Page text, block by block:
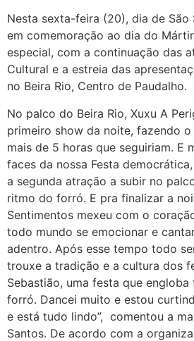
Nesta sexta-feira (20), dia de São
em comemoração ao dia do
especial, com a continuação das
Cultural e a estreia das
no Beira Rio, Centro de Paudalho.
No palco do Beira Rio, Xuxu A
primeiro show da noite, fazendo
mais de 5 horas que seguiriam. E
faces da nossa Festa
a segunda atração a subir no
ritmo do forró. E pra finalizar a
Sentimentos mexeu com o
todo mundo se emocionar e
adentro. Após esse tempo todo
trouxe a tradição e a cultura dos
Sebastião, uma festa que
forró. Dancei muito e estou
e está tudo lindo”, comentou a
Santos. De acordo com a